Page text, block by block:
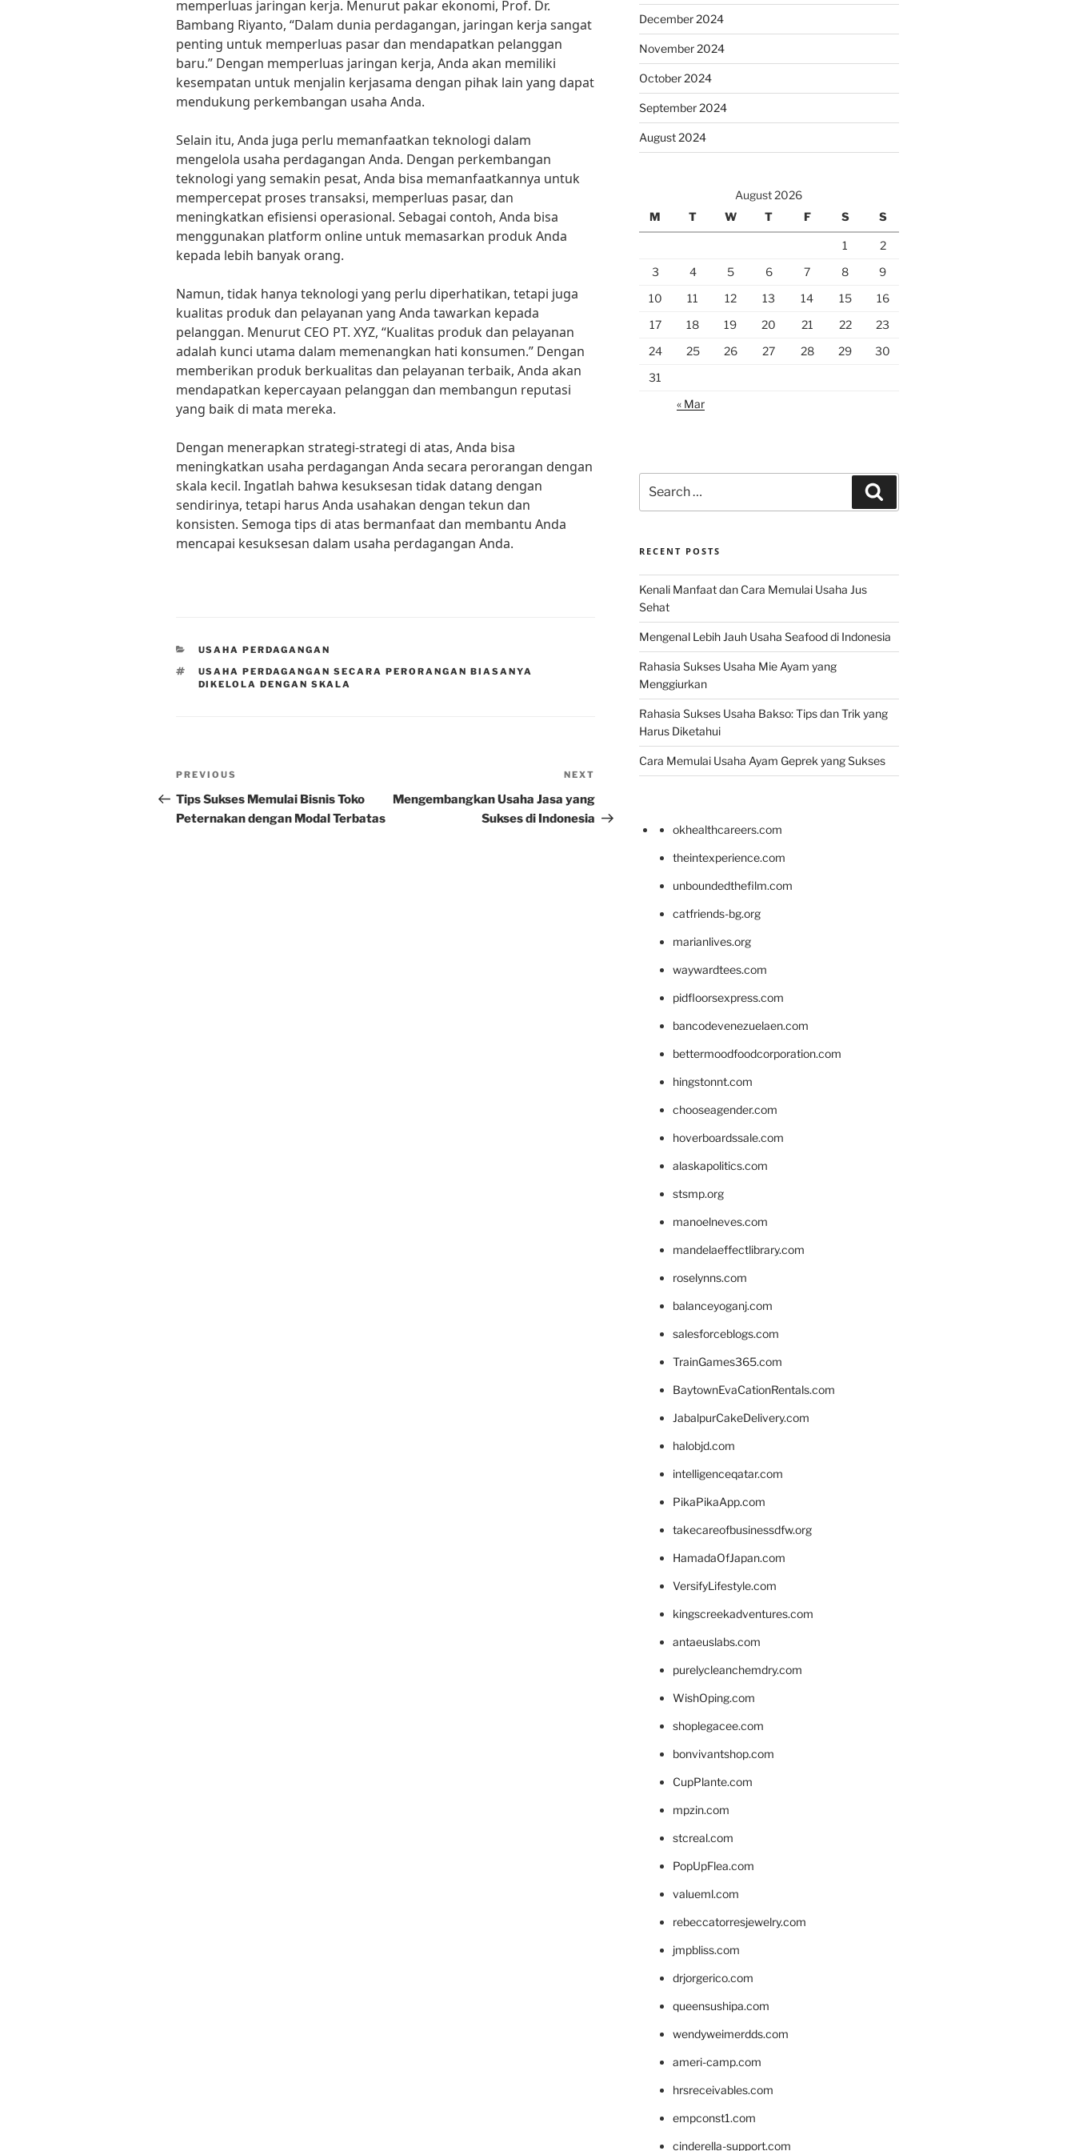
memperluas jaringan kerja. Menurut pakar ekonomi, Prof. Dr.
Bambang Riyanto, “Dalam dunia perdagangan, jaringan kerja sangat
penting untuk memperluas pasar dan mendapatkan pelanggan
baru.” Dengan memperluas jaringan kerja, Anda akan memiliki
kesempatan untuk menjalin kerjasama dengan pihak lain yang dapat
mendukung perkembangan usaha Anda.
Selain itu, Anda juga perlu memanfaatkan teknologi dalam
mengelola usaha perdagangan Anda. Dengan perkembangan
teknologi yang semakin pesat, Anda bisa memanfaatkannya untuk
mempercepat proses transaksi, memperluas pasar, dan
meningkatkan efisiensi operasional. Sebagai contoh, Anda bisa
menggunakan platform online untuk memasarkan produk Anda
kepada lebih banyak orang.
Namun, tidak hanya teknologi yang perlu diperhatikan, tetapi juga
kualitas produk dan pelayanan yang Anda tawarkan kepada
pelanggan. Menurut CEO PT. XYZ, “Kualitas produk dan pelayanan
adalah kunci utama dalam memenangkan hati konsumen.” Dengan
memberikan produk berkualitas dan pelayanan terbaik, Anda akan
mendapatkan kepercayaan pelanggan dan membangun reputasi
yang baik di mata mereka.
Dengan menerapkan strategi-strategi di atas, Anda bisa
meningkatkan usaha perdagangan Anda secara perorangan dengan
skala kecil. Ingatlah bahwa kesuksesan tidak datang dengan
sendirinya, tetapi harus Anda usahakan dengan tekun dan
konsisten. Semoga tips di atas bermanfaat dan membantu Anda
mencapai kesuksesan dalam usaha perdagangan Anda.
CATEGORIES
USAHA PERDAGANGAN
TAGS
USAHA PERDAGANGAN SECARA PERORANGAN BIASANYA
DIKELOLA DENGAN SKALA
Post
navigation
Previous
Post
PREVIOUS
Tips Sukses Memulai Bisnis Toko
Peternakan dengan Modal Terbatas
Post
NEXT
Mengembangkan Usaha Jasa yang
Sukses di Indonesia
December 2024
November 2024
October 2024
September 2024
August 2024
August 2026
M
T W T F S S
1
2
3
4 5 6 7 8
9
10
11 12 13 14 15
16
17
18 19 20 21 22
23
24
25 26 27 28 29
30
31
« Mar
for:
RECENT POSTS
Kenali Manfaat dan Cara Memulai Usaha Jus
Sehat
Mengenal Lebih Jauh Usaha Seafood di Indonesia
Rahasia Sukses Usaha Mie Ayam yang
Menggiurkan
Rahasia Sukses Usaha Bakso: Tips dan Trik yang
Harus Diketahui
Cara Memulai Usaha Ayam Geprek yang Sukses
okhealthcareers.com
theintexperience.com
unboundedthefilm.com
catfriends-bg.org
marianlives.org
waywardtees.com
pidfloorsexpress.com
bancodevenezuelaen.com
bettermoodfoodcorporation.com
hingstonnt.com
chooseagender.com
hoverboardssale.com
alaskapolitics.com
stsmp.org
manoelneves.com
mandelaeffectlibrary.com
roselynns.com
balanceyoganj.com
salesforceblogs.com
TrainGames365.com
BaytownEvaCationRentals.com
JabalpurCakeDelivery.com
halobjd.com
intelligenceqatar.com
PikaPikaApp.com
takecareofbusinessdfw.org
HamadaOfJapan.com
VersifyLifestyle.com
kingscreekadventures.com
antaeuslabs.com
purelycleanchemdry.com
WishOping.com
shoplegacee.com
bonvivantshop.com
CupPlante.com
mpzin.com
stcreal.com
PopUpFlea.com
valueml.com
rebeccatorresjewelry.com
jmpbliss.com
drjorgerico.com
queensushipa.com
wendyweimerdds.com
ameri-camp.com
hrsreceivables.com
empconst1.com
cinderella-support.com